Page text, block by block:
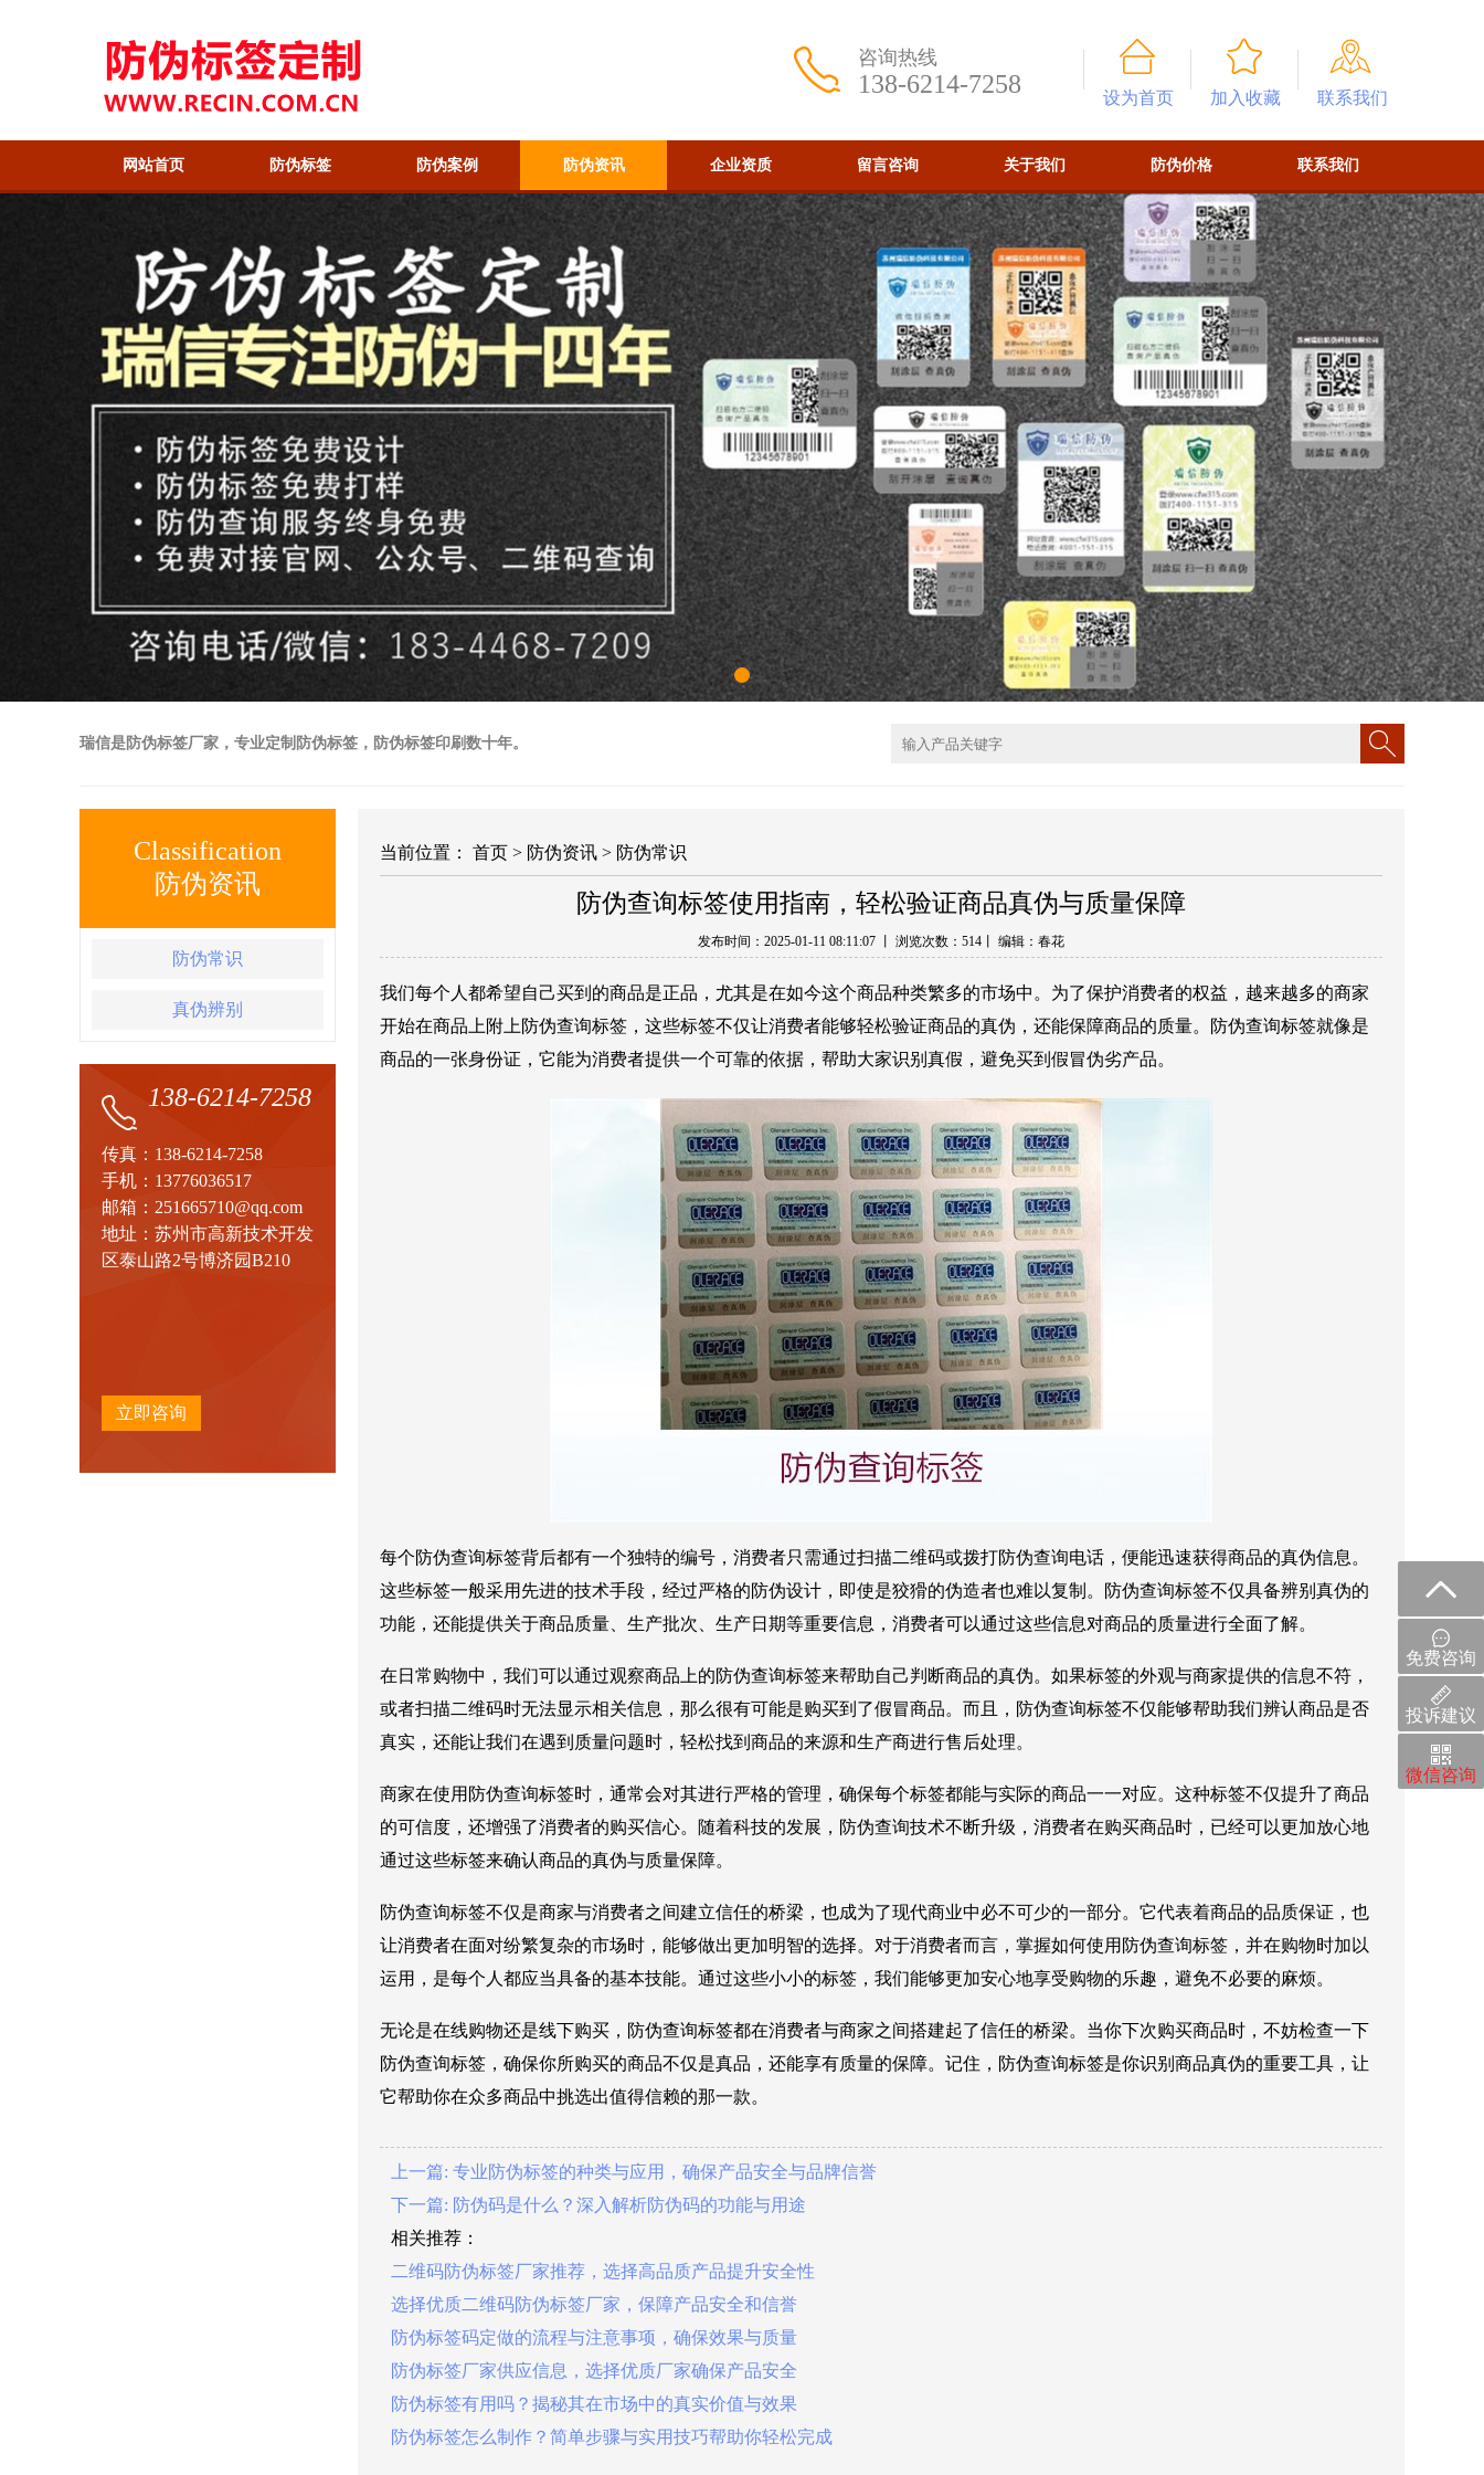
咨询热线
138-6214-7258 设为首页 加入收藏 联系我们
网站首页 防伪标签 防伪案例 防伪资讯 企业资质 留言咨询 关于我们 防伪价格 联系我们
瑞信是防伪标签厂家，专业定制防伪标签，防伪标签印刷数十年。
Classification
防伪资讯
防伪常识
真伪辨别
138-6214-7258
传真：138-6214-7258
手机：13776036517
邮箱：251665710@qq.com
地址：苏州市高新技术开发
区泰山路2号博济园B210
立即咨询
当前位置： 首页 > 防伪资讯 > 防伪常识
防伪查询标签使用指南，轻松验证商品真伪与质量保障
发布时间：2025-01-11 08:11:07 丨 浏览次数： 514丨 编辑：春花
我们每个人都希望自己买到的商品是正品，尤其是在如今这个商品种类繁多的市场中。为了保护消费者的权益，越来越多的商家
开始在商品上附上防伪查询标签，这些标签不仅让消费者能够轻松验证商品的真伪，还能保障商品的质量。防伪查询标签就像是
商品的一张身份证，它能为消费者提供一个可靠的依据，帮助大家识别真假，避免买到假冒伪劣产品。
每个防伪查询标签背后都有一个独特的编号，消费者只需通过扫描二维码或拨打防伪查询电话，便能迅速获得商品的真伪信息。
这些标签一般采用先进的技术手段，经过严格的防伪设计，即使是狡猾的伪造者也难以复制。防伪查询标签不仅具备辨别真伪的
功能，还能提供关于商品质量、生产批次、生产日期等重要信息，消费者可以通过这些信息对商品的质量进行全面了解。
在日常购物中，我们可以通过观察商品上的防伪查询标签来帮助自己判断商品的真伪。如果标签的外观与商家提供的信息不符，
或者扫描二维码时无法显示相关信息，那么很有可能是购买到了假冒商品。而且，防伪查询标签不仅能够帮助我们辨认商品是否
真实，还能让我们在遇到质量问题时，轻松找到商品的来源和生产商进行售后处理。
商家在使用防伪查询标签时，通常会对其进行严格的管理，确保每个标签都能与实际的商品一一对应。这种标签不仅提升了商品
的可信度，还增强了消费者的购买信心。随着科技的发展，防伪查询技术不断升级，消费者在购买商品时，已经可以更加放心地
通过这些标签来确认商品的真伪与质量保障。
防伪查询标签不仅是商家与消费者之间建立信任的桥梁，也成为了现代商业中必不可少的一部分。它代表着商品的品质保证，也
让消费者在面对纷繁复杂的市场时，能够做出更加明智的选择。对于消费者而言，掌握如何使用防伪查询标签，并在购物时加以
运用，是每个人都应当具备的基本技能。通过这些小小的标签，我们能够更加安心地享受购物的乐趣，避免不必要的麻烦。
无论是在线购物还是线下购买，防伪查询标签都在消费者与商家之间搭建起了信任的桥梁。当你下次购买商品时，不妨检查一下
防伪查询标签，确保你所购买的商品不仅是真品，还能享有质量的保障。记住，防伪查询标签是你识别商品真伪的重要工具，让
它帮助你在众多商品中挑选出值得信赖的那一款。
上一篇: 专业防伪标签的种类与应用，确保产品安全与品牌信誉
下一篇: 防伪码是什么？深入解析防伪码的功能与用途
相关推荐：
二维码防伪标签厂家推荐，选择高品质产品提升安全性
选择优质二维码防伪标签厂家，保障产品安全和信誉
防伪标签码定做的流程与注意事项，确保效果与质量
防伪标签厂家供应信息，选择优质厂家确保产品安全
防伪标签有用吗？揭秘其在市场中的真实价值与效果
防伪标签怎么制作？简单步骤与实用技巧帮助你轻松完成
免费咨询
投诉建议
微信咨询